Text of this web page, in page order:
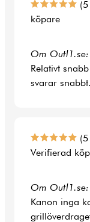
köpare
Om Outl1.se:
Relativt
svarar snabbt.
Verifierad
Om Outl1.se:
Kanon inga